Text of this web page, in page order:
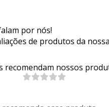
por nós!
de produtos da
recomendam nossos